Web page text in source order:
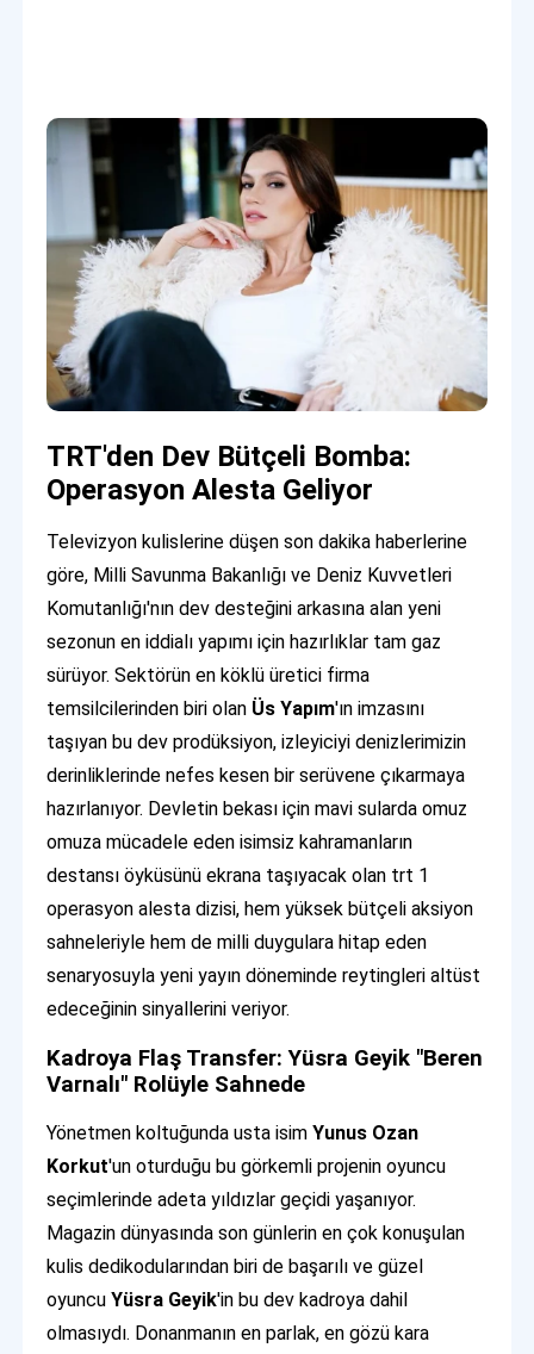
TRT'den Dev Bütçeli Bomba:
Operasyon Alesta Geliyor
Televizyon kulislerine düşen son dakika haberlerine
göre, Milli Savunma Bakanlığı ve Deniz Kuvvetleri
Komutanlığı'nın dev desteğini arkasına alan yeni
sezonun en iddialı yapımı için hazırlıklar tam gaz
sürüyor. Sektörün en köklü üretici firma
temsilcilerinden biri olan Üs Yapım'ın imzasını
taşıyan bu dev prodüksiyon, izleyiciyi denizlerimizin
derinliklerinde nefes kesen bir serüvene çıkarmaya
hazırlanıyor. Devletin bekası için mavi sularda omuz
omuza mücadele eden isimsiz kahramanların
destansı öyküsünü ekrana taşıyacak olan trt 1
operasyon alesta dizisi, hem yüksek bütçeli aksiyon
sahneleriyle hem de milli duygulara hitap eden
senaryosuyla yeni yayın döneminde reytingleri altüst
edeceğinin sinyallerini veriyor.
Kadroya Flaş Transfer: Yüsra Geyik "Beren
Varnalı" Rolüyle Sahnede
Yönetmen koltuğunda usta isimYunus Ozan
Korkut'un oturduğu bu görkemli projenin oyuncu
seçimlerinde adeta yıldızlar geçidi yaşanıyor.
Magazin dünyasında son günlerin en çok konuşulan
kulis dedikodularından biri de başarılı ve güzel
oyuncuYüsra Geyik'in bu dev kadroya dahil
olmasıydı. Donanmanın en parlak, en gözü kara